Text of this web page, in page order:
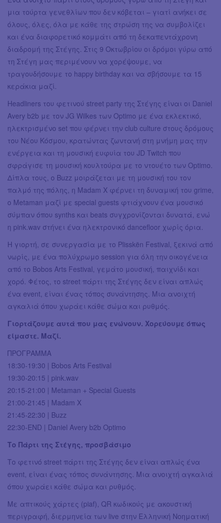
μια τούρτα γενεθλίων που δεν κόβεται – γιατί ανήκει σε
όλους, όλες, όλα με κάθε της στρώση της να συμβολίζει
και ένα διαφορετικό κομμάτι από τη δεκαπεντάχρονη
διαδρομή της Στέγης. Στις 9 Οκτωβρίου οι δρόμοι γύρω από
τη Στέγη μας περιμένουν να χορέψουμε, να
τραγουδήσουμε το happy birthday και να σβήσουμε τα 15
κεράκια μαζί.
Headliners του φετινού street party της Στέγης είναι οι Daniel
Avery b2b με τον JG Wilkes των Optimo με ένα εκλεκτικό,
ηλεκτρισμένο set που φέρνει την club culture στους δρόμους
του Νέου Κόσμου, κρατώντας ζωντανή στη μνήμη μας την
ενέργεια και τη μουσική ευφυία του JD Twitch που
σφράγισε τη μουσική κουλτούρα με το ντουέτο των Optimo.
Δίπλα τους, ο Buzz μοιράζεται με τη μουσική του τον
παλμό της πόλης, η Madam X φέρνει τη δυναμική του grime,
ο Metaman μαζί με special guests φτιάχνουν ένα μουσικό
σύμπαν όπου synths και beats συγχρονίζονται δυνατά, ενώ
η pink.wav στήνει ένα ηλεκτρονικό dancefloor χωρίς όρια.
Η γιορτή, σε συνεργασία με το Plisskën Festival, ξεκινά από
νωρίς, με ένα πολύχρωμο session για όλη την οικογένεια
από το Bobos Arts Festival, γεμάτο μουσική, παιχνίδι και
χορό. Φέτος, το street πάρτι της Στέγης δεν είναι απλώς
ένα event, είναι ένας τόπος συνάντησης. Μια ανοιχτή
αγκαλιά όπου χωράει κάθε σώμα και ρυθμός.
Γιορτάζουμε αυτά που μας ενώνουν. Χορεύουμε όπως
είμαστε. Μαζί.
ΠΡΟΓΡΑΜΜΑ
18:30-19:30 | Bobos Arts Festival
19:30-20:15 | pink.wav
20:15-21:00 | Metaman + Special Guests
21:00-21:45 | Madam X
21:45-22:30 | Buzz
22:30-END | Daniel Avery b2b Optimo
Το Πάρτι της Στέγης, προσβάσιμο
Το φετινό street πάρτι της Στέγης δεν είναι απλώς ένα
event, είναι ένας τόπος συνάντησης. Μια ανοιχτή αγκαλιά
όπου χωράει κάθε σώμα και ρυθμός.
Με απτικούς χάρτες (piaf), QR κωδικούς με ακουστική
περιγραφή, διερμηνεία των live στην Ελληνική Νοηματική